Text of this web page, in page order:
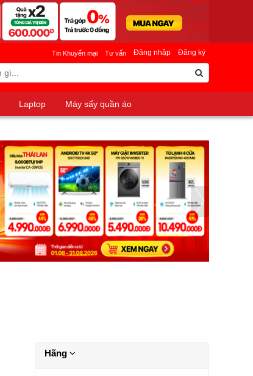
Đăng nhập Đăng ký
Tin Khuyến mại Tư vấn
Laptop
Máy sấy quần áo
Hãng